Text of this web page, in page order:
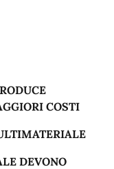
COSTI
DEVONO